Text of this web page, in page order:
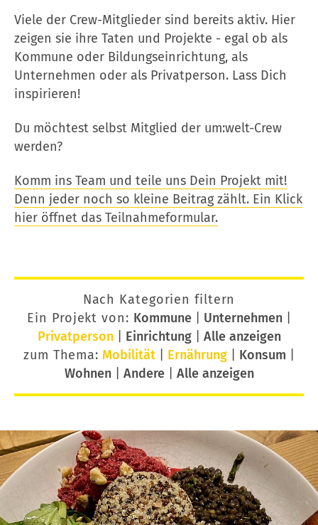
Viele der Crew-Mitglieder sind bereits aktiv. Hier
zeigen sie ihre Taten und Projekte - egal ob als
Kommune oder Bildungseinrichtung, als
Unternehmen oder als Privatperson. Lass Dich
inspirieren!
Du möchtest selbst Mitglied der um:welt-Crew
werden?
Komm ins Team und teile uns Dein Projekt mit!
Denn jeder noch so kleine Beitrag zählt. Ein Klick
hier öffnet das Teilnahmeformular.
Nach Kategorien filtern
Ein Projekt von: Kommune| Unternehmen|
Privatperson| Einrichtung| Alle anzeigen
zum Thema: Mobilität Ernährung Konsum
Wohnen| Andere| Alle anzeigen